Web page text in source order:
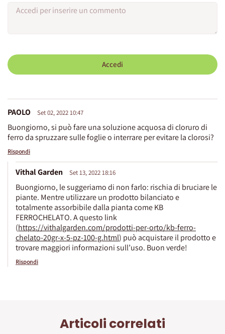
Accedi
PAOLO Set 02, 2022 10:47
Buongiorno, si può fare una soluzione acquosa di cloruro di
ferro da spruzzare sulle foglie o interrare per evitare la clorosi?
Rispondi
Vithal Garden Set 13, 2022 18:16
Buongiorno, le suggeriamo di non farlo: rischia di bruciare le
piante. Mentre utilizzare un prodotto bilanciato e
totalmente assorbibile dalla pianta come KB
FERROCHELATO. A questo link
(https://vithalgarden.com/prodotti-per-orto/kb-ferro-
chelato-20gr-x-5-pz-100-g.html) può acquistare il prodotto e
trovare maggiori informazioni sull’uso. Buon verde!
Rispondi
Articoli correlati